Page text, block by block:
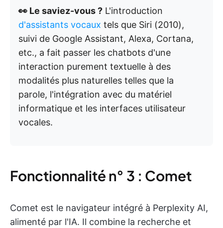
👀 Le saviez-vous ? L'introduction
d'assistants vocaux tels que Siri (2010),
suivi de Google Assistant, Alexa, Cortana,
etc., a fait passer les chatbots d'une
interaction purement textuelle à des
modalités plus naturelles telles que la
parole, l'intégration avec du matériel
informatique et les interfaces utilisateur
vocales.
Fonctionnalité n° 3 : Comet
Comet est le navigateur intégré à Perplexity AI,
alimenté par l'IA. Il combine la recherche et